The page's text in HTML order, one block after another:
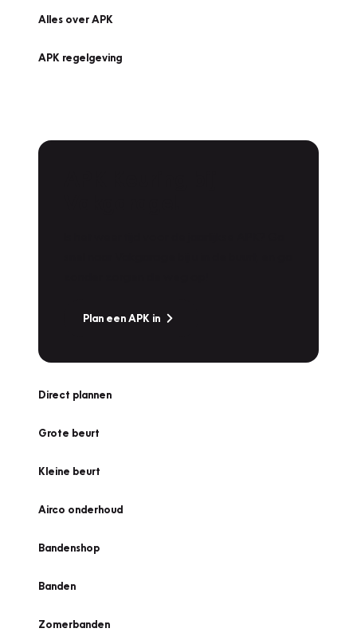
Alles over APK
APK regelgeving
Plan een APK in
Direct plannen
Grote beurt
Kleine beurt
Airco onderhoud
Bandenshop
Banden
Zomerbanden